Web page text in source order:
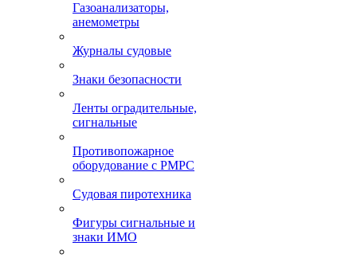
Газоанализаторы,
анемометры
Журналы судовые
Знаки безопасности
Ленты оградительные,
сигнальные
Противопожарное
оборудование с РМРС
Судовая пиротехника
Фигуры сигнальные и
знаки ИМО